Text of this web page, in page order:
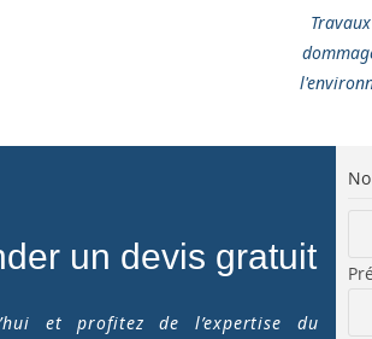
un devis gratuit
et profitez de l’expertise du